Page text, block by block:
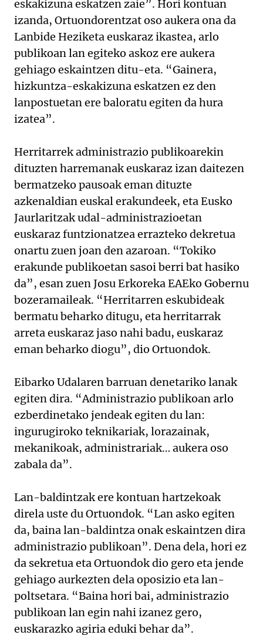
eskakizuna eskatzen zaie”. Hori kontuan
izanda, Ortuondorentzat oso aukera ona da
Lanbide Heziketa euskaraz ikastea, arlo
publikoan lan egiteko askoz ere aukera
gehiago eskaintzen ditu-eta. “Gainera,
hizkuntza-eskakizuna eskatzen ez den
lanpostuetan ere baloratu egiten da hura
izatea”.
Herritarrek administrazio publikoarekin
dituzten harremanak euskaraz izan daitezen
bermatzeko pausoak eman dituzte
azkenaldian euskal erakundeek, eta Eusko
Jaurlaritzak udal-administrazioetan
euskaraz funtzionatzea errazteko dekretua
onartu zuen joan den azaroan. “Tokiko
erakunde publikoetan sasoi berri bat hasiko
da”, esan zuen Josu Erkoreka EAEko Gobernu
bozeramaileak. “Herritarren eskubideak
bermatu beharko ditugu, eta herritarrak
arreta euskaraz jaso nahi badu, euskaraz
eman beharko diogu”, dio Ortuondok.
Eibarko Udalaren barruan denetariko lanak
egiten dira. “Administrazio publikoan arlo
ezberdinetako jendeak egiten du lan:
ingurugiroko teknikariak, lorazainak,
mekanikoak, administrariak… aukera oso
zabala da”.
Lan-baldintzak ere kontuan hartzekoak
direla uste du Ortuondok. “Lan asko egiten
da, baina lan-baldintza onak eskaintzen dira
administrazio publikoan”. Dena dela, hori ez
da sekretua eta Ortuondok dio gero eta jende
gehiago aurkezten dela oposizio eta lan-
poltsetara. “Baina hori bai, administrazio
publikoan lan egin nahi izanez gero,
euskarazko agiria eduki behar da”.